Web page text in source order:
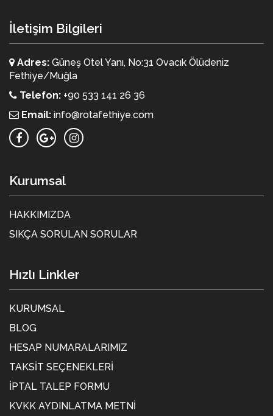
İletişim Bilgileri
Adres: Güneş Otel Yanı, No:31 Ovacık Ölüdeniz
Fethiye/Muğla
Telefon: +90 533 141 26 36
Email: info@rotafethiye.com
Kurumsal
HAKKIMIZDA
SIKÇA SORULAN SORULAR
Hızlı Linkler
KURUMSAL
BLOG
HESAP NUMARALARIMIZ
TAKSIT SEÇENEKLERI
İPTAL TALEP FORMU
KVKK AYDINLATMA METNİ